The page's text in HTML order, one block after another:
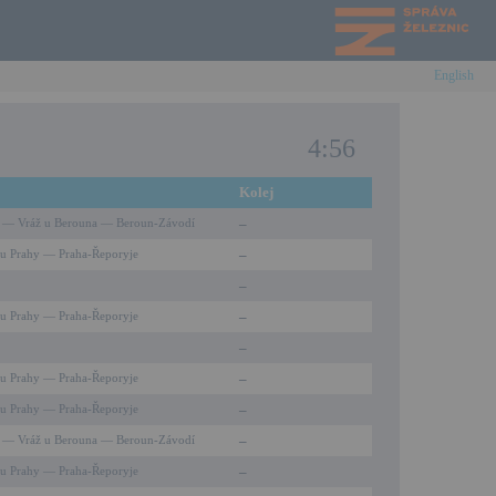
English
4:56
Kolej
— Vráž u Berouna — Beroun-Závodí
–
u Prahy — Praha-Řeporyje
–
–
Prahy — Praha-Řeporyje
–
–
Prahy — Praha-Řeporyje
–
Prahy — Praha-Řeporyje
–
— Vráž u Berouna — Beroun-Závodí
–
Prahy — Praha-Řeporyje
–